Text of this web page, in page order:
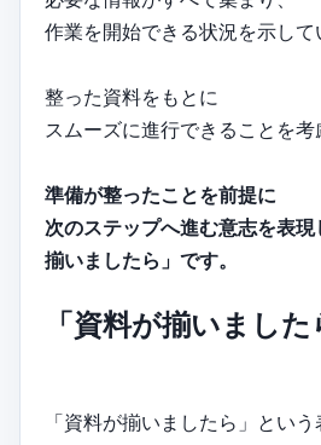
作業を開始できる状況を示して
整った資料をもとに
スムーズに進行できることを考
準備が整ったことを前提に
次のステップへ進む意志を表
揃いましたら」です。
「資料が揃いまし
「資料が揃いましたら」という